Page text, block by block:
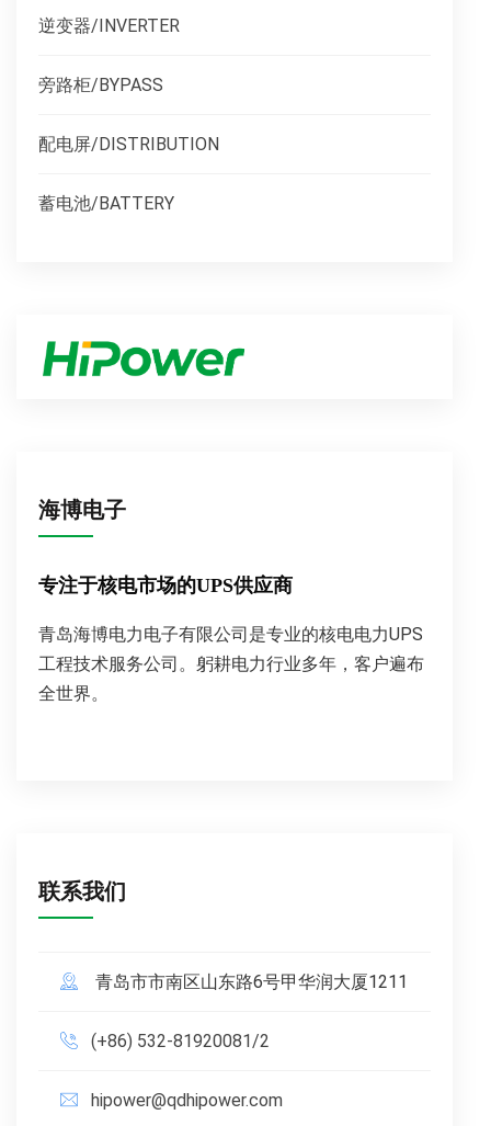
逆变器/INVERTER
旁路柜/BYPASS
配电屏/DISTRIBUTION
蓄电池/BATTERY
海博电子
专注于核电市场的UPS供应商
青岛海博电力电子有限公司是专业的核电电力UPS
工程技术服务公司。躬耕电力行业多年，客户遍布
全世界。
联系我们
青岛市市南区山东路6号甲华润大厦1211
(+86) 532-81920081/2
hipower@qdhipower.com